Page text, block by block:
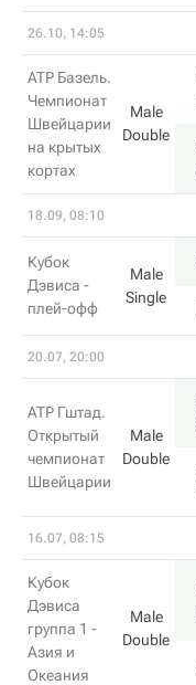
26.10, 14:05
ATP Базель.
Чемпионат
Швейцарии
на крытых
кортах
Male
Double
18.09, 08:10
Кубок
Дэвиса -
плей-офф
Male
Single
20.07, 20:00
ATP Гштад.
Открытый
чемпионат
Швейцарии
Male
Double
16.07, 08:15
Кубок
Дэвиса
группа 1 -
Азия и
Океания
Male
Double